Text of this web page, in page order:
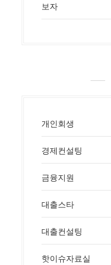
보자
개인회생
경제컨설팅
금융지원
대출스타
대출컨설팅
핫이슈자료실